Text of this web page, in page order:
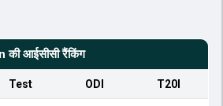
की आईसीसी रैंकिंग
Test ODI T20I